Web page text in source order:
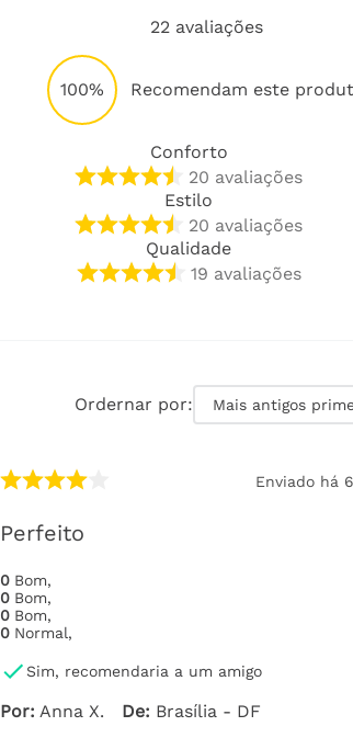
22 avaliações
100% Recomendam este
Conforto
20 avaliações
Estilo
20 avaliações
Qualidade
19 avaliações
Ordernar por: Mais antigos
Enviado há
Perfeito
0 Bom,
0 Bom,
0 Bom,
0 Normal,
Sim, recomendaria a um amigo
Por: Anna X. De: Brasília - DF